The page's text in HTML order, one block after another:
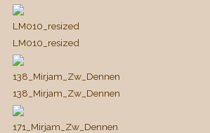
LM010_resized
LM010_resized
138_Mirjam_Zw_Dennen
138_Mirjam_Zw_Dennen
171_Mirjam_Zw_Dennen